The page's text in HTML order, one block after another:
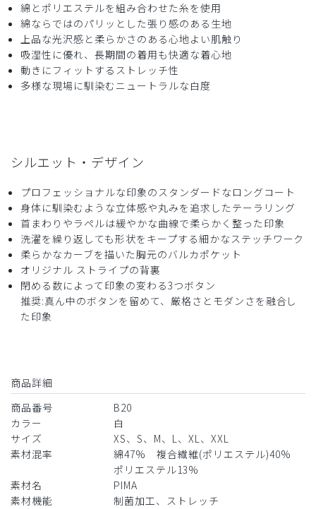
ご購入者様
購入確認済み
年齢: 70代 身長: 166-170cm 体重:
匿名様
購入確認済み
2025-12-28
年齢:60代 身長:166-170cm
数年前にクラシコテーラーMサイズを購入してサイズが合わ
ずSサイズに変更。今回も同品をSサイズで購入したが合わ
ずに返品した。同じSでサイズの変更があったのでしょう
役に立った 0
綿とポリエステルを組み合わせた糸を使用
綿ならではのパリッとした張り感のある生地
上品な光沢感と柔らかさのある心地よい肌触り
吸湿性に優れ、長期間の着用も快適な着心地
動きにフィットするストレッチ性
多様な現場に馴染むニュートラルな白度
シルエット・デザイン
プロフェッショナルな印象のスタンダードなロングコート
身体に馴染むような立体感や丸みを追求したテーラリング
首まわりやラペルは緩やかな曲線で柔らかく整った印象
洗濯を繰り返しても形状をキープする細かなステッチワーク
柔らかなカーブを描いた胸元のバルカポケット
オリジナル ストライプの背裏
閉める数によって印象の変わる3つボタン
推奨:真ん中のボタンを留めて、厳格さとモダンさを融合し
た印象
商品詳細
商品番号
B20
カラー
白
サイズ
XS、S、M、L、XL、XXL
素材混率
綿47% 複合繊維(ポリエステル)40%
ポリエステル13%
素材名
PIMA
素材機能
制菌加工、ストレッチ